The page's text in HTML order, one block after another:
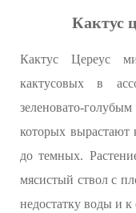
Кактус
Кактус Цереус
кактусовых в
зеленовато-
которых
до темных.
мясистый ствол с
недостатку воды и